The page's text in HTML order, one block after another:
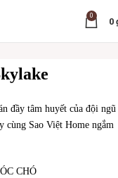
0
0
đầy tâm huyết của đội ngũ
cùng Sao Việt Home ngắm
CHÓ